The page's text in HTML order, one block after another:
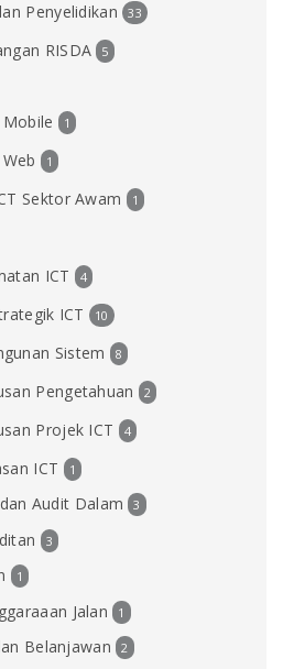
Penyelidikan 33
RISDA 5
1
1
Sektor Awam 1
ICT 4
ICT 10
Sistem 8
Pengetahuan 2
Projek ICT 4
ICT 1
Audit Dalam 3
3
1
Jalan 1
Belanjawan 2